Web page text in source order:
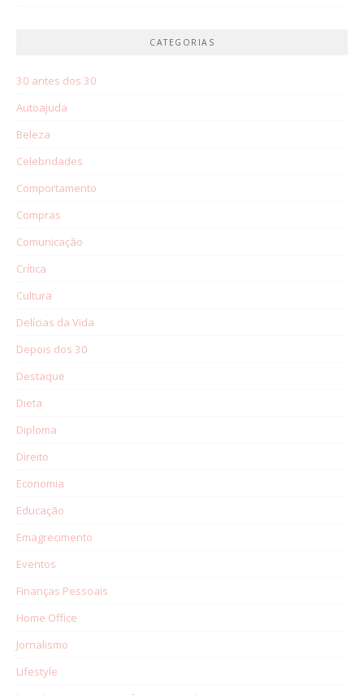
CATEGORIAS
30 antes dos 30
Autoajuda
Beleza
Celebridades
Comportamento
Compras
Comunicação
Crítica
Cultura
Delícias da Vida
Depois dos 30
Destaque
Dieta
Diploma
Direito
Economia
Educação
Emagrecimento
Eventos
Finanças Pessoais
Home Office
Jornalismo
Lifestyle